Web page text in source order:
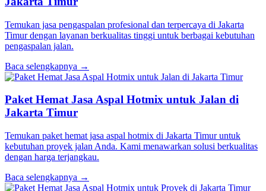
Temukan jasa pengaspalan profesional dan terpercaya di Jakarta
Timur dengan layanan berkualitas tinggi untuk berbagai kebutuhan
pengaspalan jalan.
Baca selengkapnya →
Paket Hemat Jasa Aspal Hotmix untuk Jalan di
Jakarta Timur
Temukan paket hemat jasa aspal hotmix di Jakarta Timur untuk
kebutuhan proyek jalan Anda. Kami menawarkan solusi berkualitas
dengan harga terjangkau.
Baca selengkapnya →